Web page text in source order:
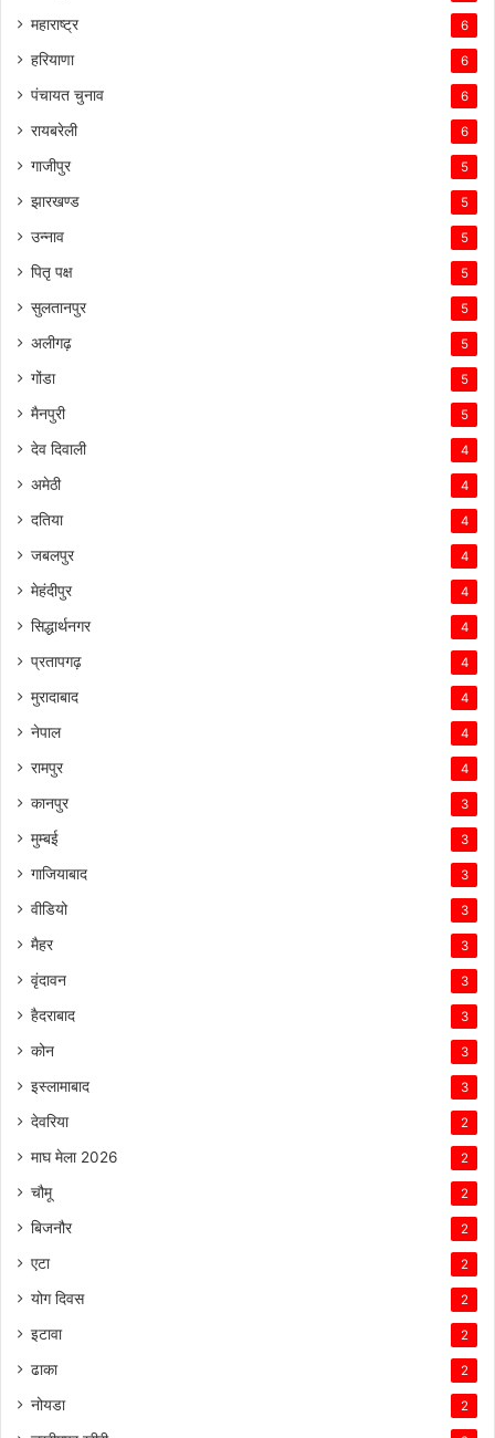
महाराष्ट्र 6
हरियाणा 6
पंचायत चुनाव 6
रायबरेली 6
गाजीपुर 5
झारखण्ड 5
उन्नाव 5
पितृ पक्ष 5
सुलतानपुर 5
अलीगढ़ 5
गोंडा 5
मैनपुरी 5
देव दिवाली 4
अमेठी 4
दतिया 4
जबलपुर 4
मेहंदीपुर 4
सिद्धार्थनगर 4
प्रतापगढ़ 4
मुरादाबाद 4
नेपाल 4
रामपुर 4
कानपुर 3
मुम्बई 3
गाजियाबाद 3
वीडियो 3
मैहर 3
वृंदावन 3
हैदराबाद 3
कोन 3
इस्लामाबाद 3
देवरिया 2
माघ मेला 2026 2
चौमू 2
बिजनौर 2
एटा 2
योग दिवस 2
इटावा 2
ढाका 2
नोयडा 2